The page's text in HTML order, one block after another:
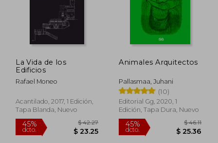
La Vida de los
Edificios
Rafael Moneo
Acantilado, 2017, 1 Edición,
Tapa Blanda, Nuevo
Animales Arquitectos
Pallasmaa, Juhani
(10)
Editorial Gg, 2020, 1
Edición, Tapa Dura, Nuevo